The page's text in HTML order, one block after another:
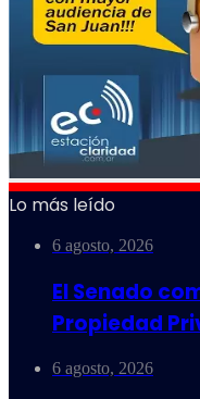
Lo más leído
6 agosto, 2026
El Senado
Propiedad
6 agosto, 2026